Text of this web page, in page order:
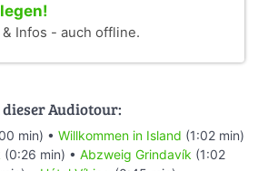
Infos - auch offline.
Audiotour:
min) • Willkommen in Island (1:02 min)
(0:26 min) • Abzweig Grindavík (1:02